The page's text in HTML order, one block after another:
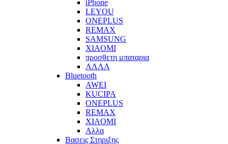
iPhone
LEYOU
ONEPLUS
REMAX
SAMSUNG
XIAOMI
προσθετη μπαταρια
ΑΛΛΑ
Bluetooth
AWEI
KUCIPA
ONEPLUS
REMAX
XIAOMI
Αλλα
Βασεις Στηριξης